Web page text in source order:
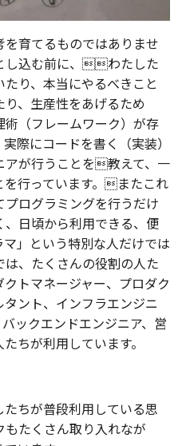
育てるものではありませ
し込む前に、わたした
り、本当にやるべきこと
、生産性をあげるため
（フレームワーク）が存
際にコードを書く（実装）
アが行うことを教えて、一
行っています。またこれ
ログラミングを行うだけ
日頃から利用できる、便
」という特別な人だけでは
、たくさんの役割の人た
トマネージャー、プロダク
ント、インフラエンジニ
ックエンドエンジニア、営
ちが利用しています。
ちが普段利用している思
たくさん取り入れなが